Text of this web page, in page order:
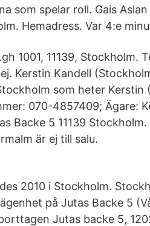
som spelar roll. Gais
Hemadress. Var 4:e
1001, 11139, Stockholm.
Kerstin Kandell
som heter Kerstin
070-4857409; Ägare:
Backe 5 11139
är ej till salu.
2010 i Stockholm.
på Jutas Backe 5
Jutas backe 5,